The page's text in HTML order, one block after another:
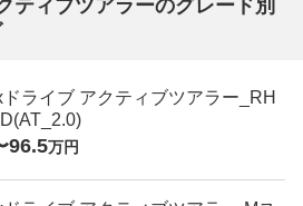
ティブツアラーのグレード別
96.5万円